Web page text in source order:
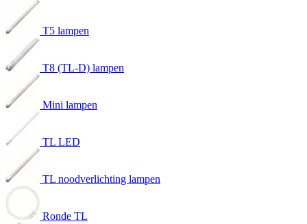
T5 lampen
T8 (TL-D) lampen
Mini lampen
TL LED
TL noodverlichting lampen
Ronde TL